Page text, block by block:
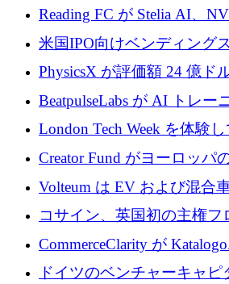
国の新興企業は「ここで拡
まる」
Reading FC が Stelia AI、
協力して AI Center of
米国IPO向けベンディング
PhysicsX が評価額 24 億ド
達
BeatpulseLabs が AI トレー
張するために 180 万ドルの
London Tech Week を体験
ノロジーがヨーロッパのイ
来を形作る場所
Creator Fund がヨーロッパ
するために 5,600 万ドルを
Volteum は EV および混合
供給するために 250 万ユー
コサイン、英国初の主権フ
で業界の支援を確保
CommerceClarity が
ドイツのベンチャーキャ